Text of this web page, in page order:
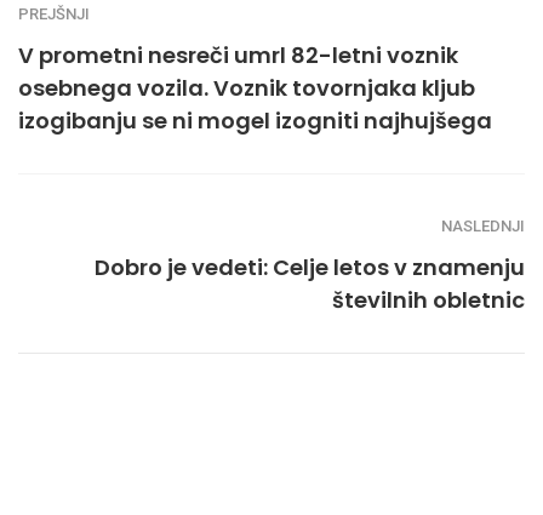
PREJŠNJI
V prometni nesreči umrl 82-letni voznik
osebnega vozila. Voznik tovornjaka kljub
izogibanju se ni mogel izogniti najhujšega
NASLEDNJI
Dobro je vedeti: Celje letos v znamenju
številnih obletnic